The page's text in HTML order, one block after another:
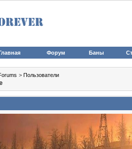
Форум Баны
> Пользователи